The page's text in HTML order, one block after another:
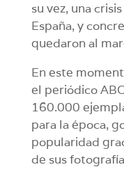
su vez, una
España, y
quedaron al
En este
el periódico
160.000
para la época,
popularidad
de sus